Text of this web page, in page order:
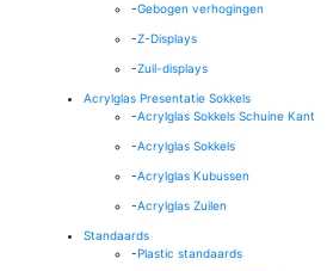
-Gebogen verhogingen
-Z-Displays
-Zuil-displays
Acrylglas Presentatie Sokkels
-Acrylglas Sokkels Schuine Kant
-Acrylglas Sokkels
-Acrylglas Kubussen
-Acrylglas Zuilen
Standaards
-Plastic standaards